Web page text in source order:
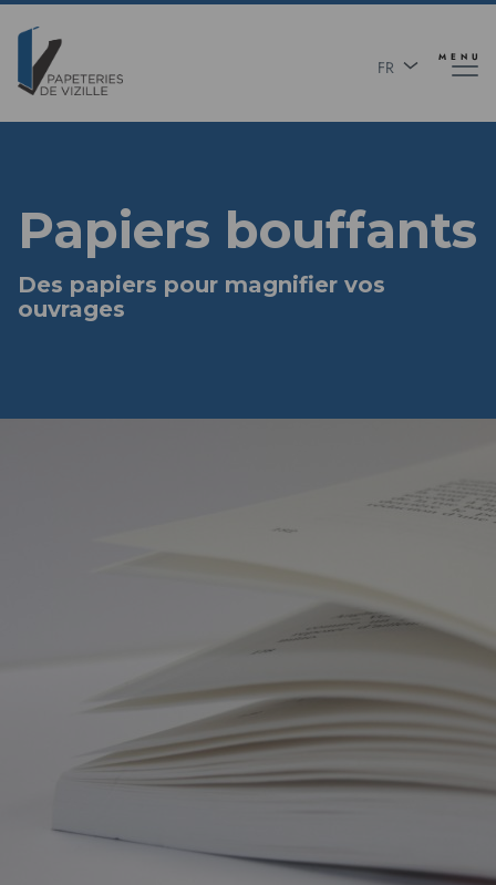
Aller
contenu
principal
FR
MENU
Papiers bouffants
Des papiers pour magnifier vos
ouvrages
Panneau de gestion des cookies